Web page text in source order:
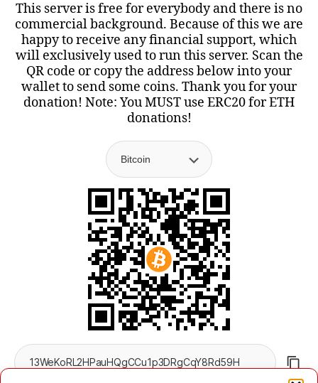
This server is free for everybody and there is no
commercial background. Because of this we are
happy to receive any financial support, which
will exclusively used to run this server. Scan the
QR code or copy the address below into your
wallet to send some coins. Thank you for your
donation! Note: You MUST use ERC20 for ETH
donations!